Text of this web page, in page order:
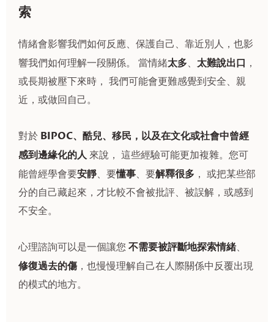
索
情緒會影響我們如何反應、保護自己、靠近別人，也影
響我們如何理解一段關係。 當情緒太多、 太難說出口 ，
或長期被壓下來時， 我們可能會更難感覺到安全、親
近，或做回自己。
對於 BIPOC、酷兒、移民，以及在文化或社會中曾經
感到邊緣化的人來說， 這些經驗可能更加複雜。您可
能曾經學會要安靜、要懂事、要解釋很多 ， 或把某些部
分的自己藏起來，才比較不會被批評、被誤解，或感到
不安全。
心理諮詢可以是一個讓您不需要被評斷地探索情緒、
修復過去的傷，也慢慢理解自己在人際關係中反覆出現
的模式的地方。